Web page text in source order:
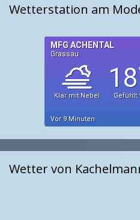
Wetterstation am
Wetter von